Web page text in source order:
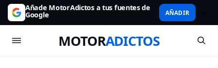
Añade MotorAdictos a tus fuentes de
Google AÑADIR
MOTORADICTOS